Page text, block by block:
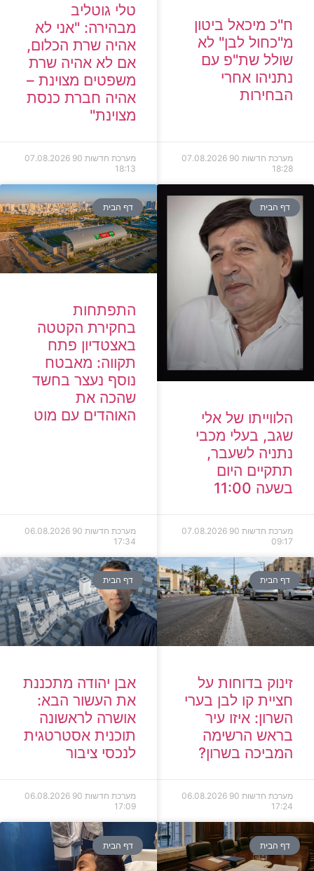
ח"כ מיכאל ביטון
מ"כחול לבן" לא
שולל שת"פ עם
נתניהו אחרי
הבחירות
מערכת חדשות 90
07.08.2026
18:28
טלי גוטליב
מבהירה: "אני לא
אהיה שרת הכלום,
אם לא אהיה שרת
משפטים מצוינת –
אהיה חברת כנסת
מצוינת"
מערכת חדשות 90
07.08.2026
18:13
דף הבית
הלווייתו של אלי
שגב, בעלי מכבי
נתניה לשעבר,
תתקיים היום
בשעה 11:00
מערכת חדשות 90
07.08.2026
09:17
דף הבית
התפתחות
בחקירת הקטטה
באצטדיון פתח
תקווה: מאבטח
נוסף נעצר בחשד
שהכה את
האוהדים עם מוט
מערכת חדשות 90
06.08.2026
17:34
דף הבית
זינוק בדוחות על
חציית קו לבן בערי
השרון: איזו עיר
בראש הרשימה
המביכה בשרון?
מערכת חדשות 90
06.08.2026
17:24
דף הבית
אבן יהודה מתכננת
את העשור הבא:
אושרה לראשונה
תוכנית אסטרטגית
לנכסי ציבור
מערכת חדשות 90
06.08.2026
17:09
דף הבית דף הבית